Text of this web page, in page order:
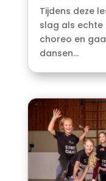
Tijdens deze
slag als echte
choreo en
dansen...